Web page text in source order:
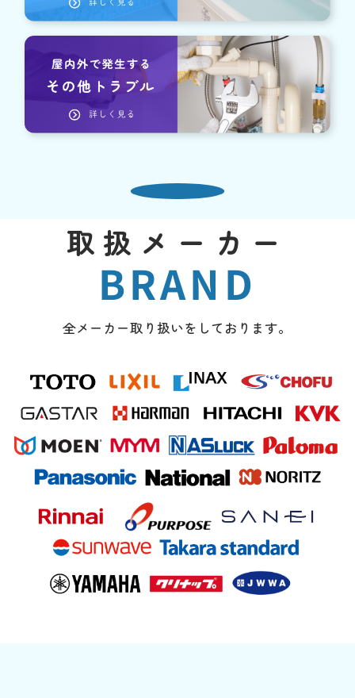
取扱メーカー
BRAND
全メーカー取り扱いをしております。